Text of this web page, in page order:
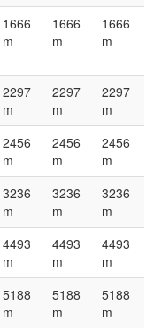
1666
m
1666
m
1666
m
2297
m
2297
m
2297
m
2456
m
2456
m
2456
m
3236
m
3236
m
3236
m
4493
m
4493
m
4493
m
5188
m
5188
m
5188
m